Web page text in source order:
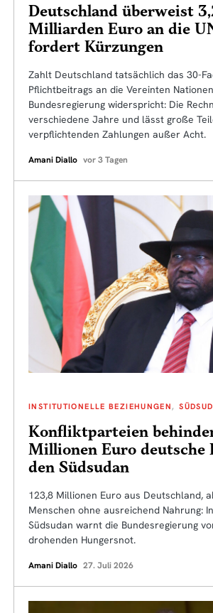
Deutschland überweist
Milliarden Euro an die
fordert Kürzungen
Zahlt Deutschland tatsächlich das 30-
Pflichtbeitrags an die Vereinten
Bundesregierung widerspricht: Die
verschiedene Jahre und lässt große
verpflichtenden Zahlungen außer Acht.
Amani Diallo vor 3 Tagen
INSTITUTIONELLE BEZIEHUNGEN
Konfliktparteien
Millionen Euro deutsche
den Südsudan
123,8 Millionen Euro aus Deutschland,
Menschen ohne ausreichend Nahrung:
Südsudan warnt die Bundesregierung
drohenden Hungersnot.
Amani Diallo 27. Juli 2026